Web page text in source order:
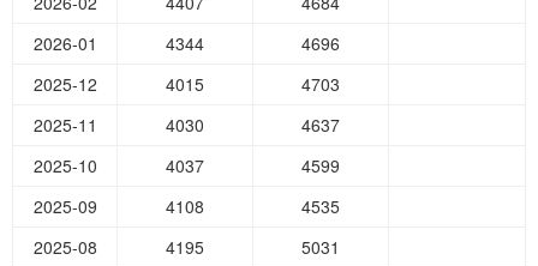
2026-01
4344
4696
2025-12
4015
4703
2025-11
4030
4637
2025-10
4037
4599
2025-09
4108
4535
2025-08
4195
5031